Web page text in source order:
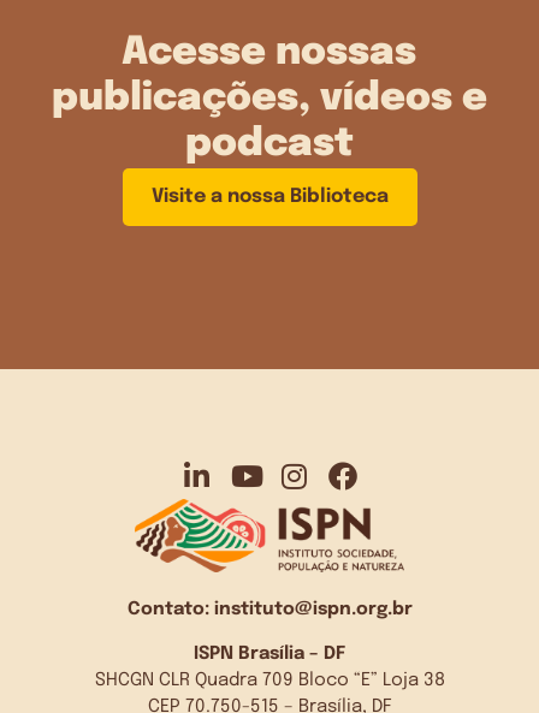
Acesse nossas
publicações, vídeos e
podcast
Visite a nossa Biblioteca
Contato: instituto@ispn.org.br
ISPN Brasília – DF
SHCGN CLR Quadra 709 Bloco “E” Loja 38
CEP 70.750-515 – Brasília, DF